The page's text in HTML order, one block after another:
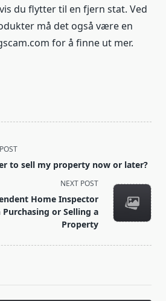
du flytter til en fjern stat. Ved
må det også være en
for å finne ut mer.
to sell my property now or later?
NEXT POST
Home Inspector
or Selling a
Property